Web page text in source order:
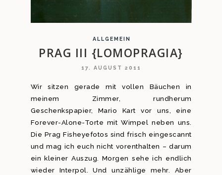
ALLGEMEIN
PRAG III {LOMOPRAGIA}
17. AUGUST 2011
Wir sitzen gerade mit vollen Bäuchen in
meinem Zimmer, rundherum
Geschenkspapier, Mario Kart vor uns, eine
Forever-Alone-Torte mit Wimpel neben uns.
Die Prag Fisheyefotos sind frisch eingescannt
und mag ich euch nicht vorenthalten – darum
ein kleiner Auszug. Morgen sehe ich endlich
wieder Interpol. Und unzählige mehr. Aber